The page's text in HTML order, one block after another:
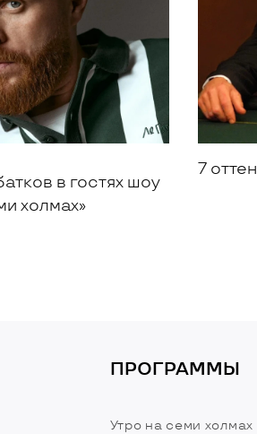
в гостях шоу
холмах»
7
ПРОГРАММЫ
Утро на семи холмах